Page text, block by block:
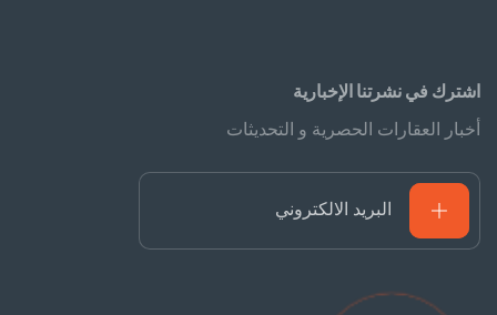
اشترك في نشرتنا الإخبارية
أخبار العقارات الحصرية و التحديثات